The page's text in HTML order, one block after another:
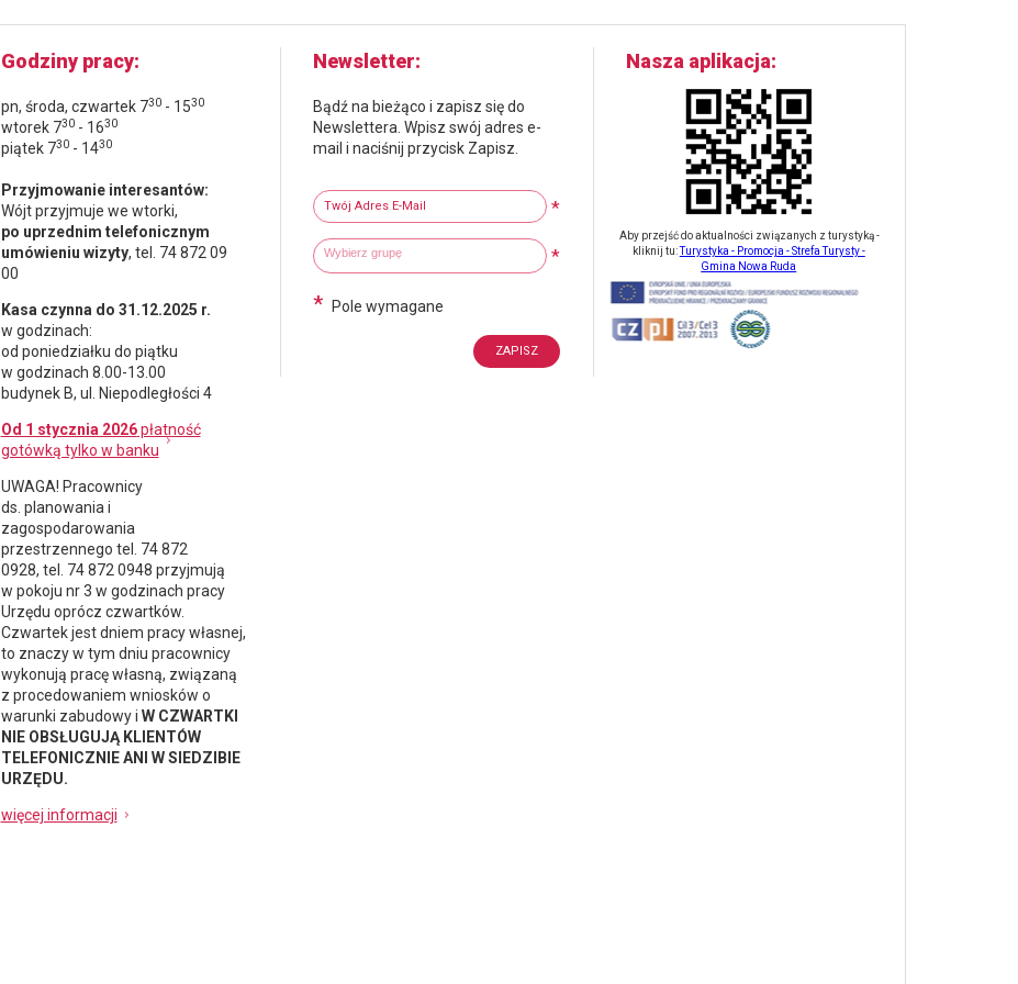
Godziny pracy
pn, środa, czwartek 730- 1530
wtorek 730- 1630
piątek 730- 1430
Przyjmowanie interesantów:
Wójt przyjmuje we wtorki,
po uprzednim telefonicznym
umówieniu wizyty, tel. 74 872 09
00
Kasa czynna do 31.12.2025 r.
w godzinach:
od poniedziałku do piątku
w godzinach 8.00-13.00
budynek B, ul. Niepodległości 4
Od 1 stycznia 2026płatność
gotówką tylko w banku
UWAGA! Pracownicy
ds. planowania i
zagospodarowania
przestrzennego tel. 74 872
0928, tel. 74 872 0948 przyjmują
w pokoju nr 3 w godzinach pracy
Urzędu oprócz czwartków.
Czwartek jest dniem pracy własnej,
to znaczy w tym dniu pracownicy
wykonują pracę własną, związaną
z procedowaniem wniosków o
warunki zabudowy i W CZWARTKI
NIE OBSŁUGUJĄ KLIENTÓW
TELEFONICZNIE ANI W SIEDZIBIE
URZĘDU.
więcej informacji
Newsletter
Bądź na bieżąco i zapisz się do
Newslettera. Wpisz swój adres e-
mail i naciśnij przycisk Zapisz.
Twój adres e-mail
*
Wybierz grupy tematyczne *
Wpisz wyszukiwaną fraze
* Pole wymagane
Nasza aplikacja
Aby przejść do aktualności związanych z turystyką -
kliknij tu:Turystyka - Promocja - Strefa Turysty -
Gmina Nowa Ruda